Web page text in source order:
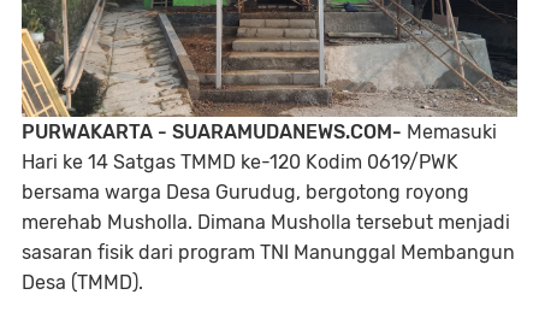
PURWAKARTA - SUARAMUDANEWS.COM- Memasuki
Hari ke 14 Satgas TMMD ke-120 Kodim 0619/PWK
bersama warga Desa Gurudug, bergotong royong
merehab Musholla. Dimana Musholla tersebut menjadi
sasaran fisik dari program TNI Manunggal Membangun
Desa (TMMD).